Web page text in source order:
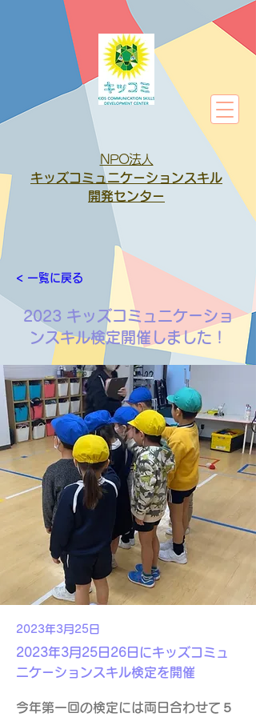
NPO法人
キッズコミュニケーションスキル
開発センター
< 一覧に戻る
2023 キッズコミュニケーショ
ンスキル検定開催しました！
2023年3月25日
2023年3月25日26日にキッズコミュ
ニケーションスキル検定を開催
今年第一回の検定には両日合わせて５